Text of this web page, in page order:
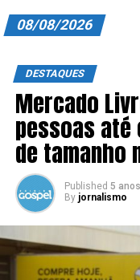
ANUNCIE CONOSCO
ASSINE
CARRINHO
EDITORIAL
EXPEDIENTE
08/08/2026
DESTAQUES
Mercado
pessoas até
de tamanho
Published 5
By jornalismo